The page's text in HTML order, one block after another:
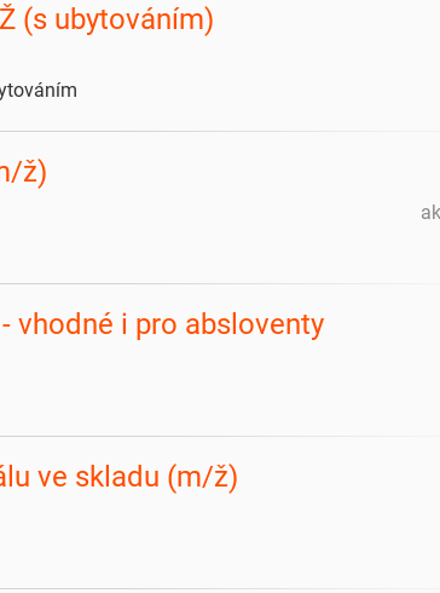
(s ubytováním)
ž)
vhodné i pro absloventy
ve skladu (m/ž)